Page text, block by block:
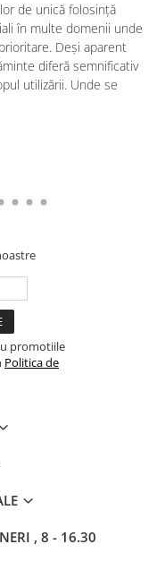
de unică folosință
în multe domenii unde
Deși aparent
diferă semnificativ
utilizării. Unde se
promotiile
Politica de
, 8 - 16.30